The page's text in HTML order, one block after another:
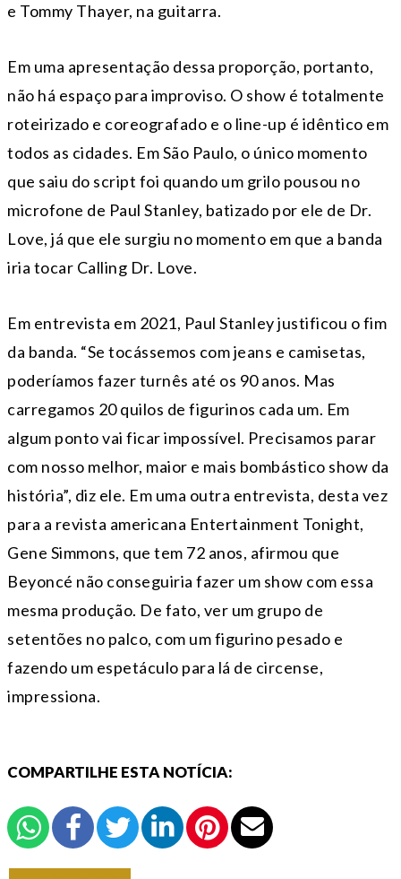
e Tommy Thayer, na guitarra.
Em uma apresentação dessa proporção, portanto,
não há espaço para improviso. O show é totalmente
roteirizado e coreografado e o line-up é idêntico em
todos as cidades. Em São Paulo, o único momento
que saiu do script foi quando um grilo pousou no
microfone de Paul Stanley, batizado por ele de Dr.
Love, já que ele surgiu no momento em que a banda
iria tocar Calling Dr. Love.
Em entrevista em 2021, Paul Stanley justificou o fim
da banda. “Se tocássemos com jeans e camisetas,
poderíamos fazer turnês até os 90 anos. Mas
carregamos 20 quilos de figurinos cada um. Em
algum ponto vai ficar impossível. Precisamos parar
com nosso melhor, maior e mais bombástico show da
história”, diz ele. Em uma outra entrevista, desta vez
para a revista americana Entertainment Tonight,
Gene Simmons, que tem 72 anos, afirmou que
Beyoncé não conseguiria fazer um show com essa
mesma produção. De fato, ver um grupo de
setentões no palco, com um figurino pesado e
fazendo um espetáculo para lá de circense,
impressiona.
COMPARTILHE ESTA NOTÍCIA: